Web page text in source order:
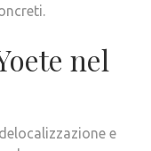
nel
e